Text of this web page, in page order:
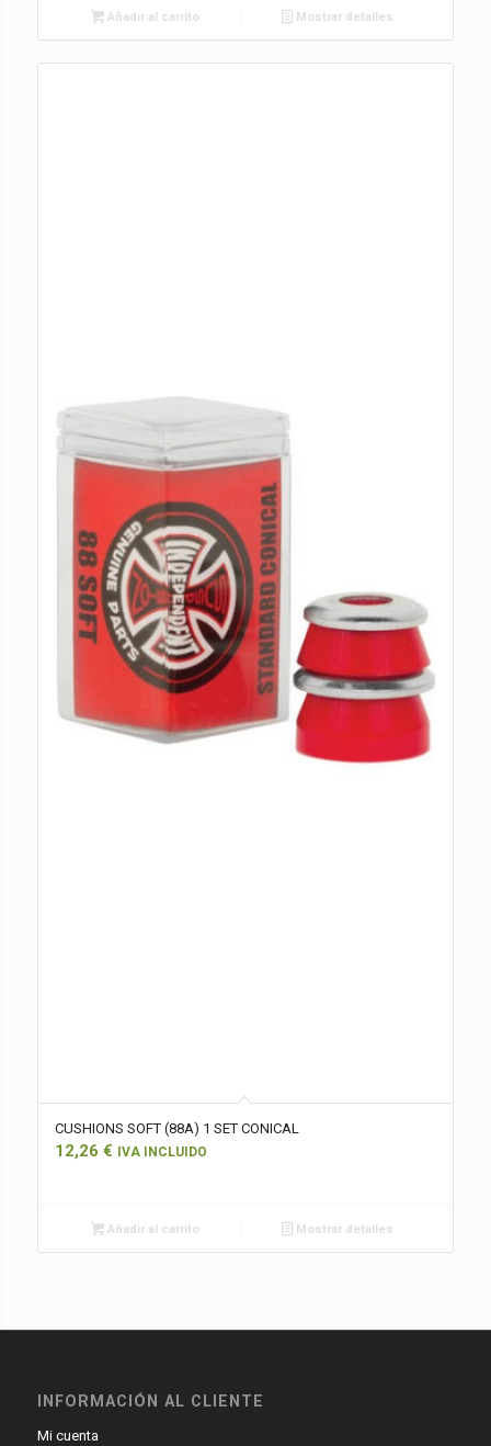
Añadir al carrito Mostrar detalles
CUSHIONS SOFT (88A) 1 SET CONICAL
12,26 € IVA INCLUIDO
Añadir al carrito Mostrar detalles
INFORMACIÓN AL CLIENTE
Mi cuenta